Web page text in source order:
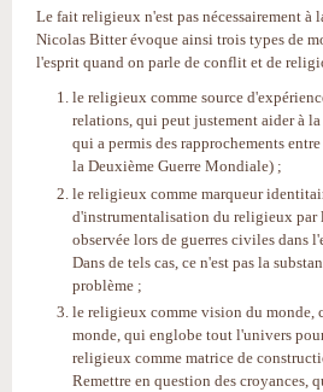
Le fait religieux n'est pas nécessairement à
Nicolas Bitter évoque ainsi trois types de
l'esprit quand on parle de conflit et de
le religieux comme source
relations, qui peut justement aider à
qui a permis des rapprochements
la Deuxième Guerre Mondiale) ;
le religieux comme marqueur
d'instrumentalisation du religieux
observée lors de guerres civiles dans
Dans de tels cas, ce n'est pas la
problème ;
le religieux comme vision du monde,
monde, qui englobe tout l'univers
religieux comme matrice de
Remettre en question des croyances,